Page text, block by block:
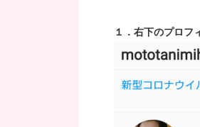
１．右下のプロフ